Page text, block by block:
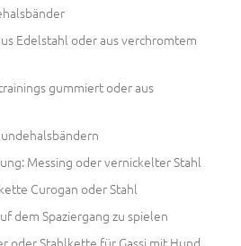
Edelstahl oder aus verchromtem
gummiert oder aus
Messing oder vernickelter Stahl
Curogan oder Stahl
dem Spaziergang zu spielen